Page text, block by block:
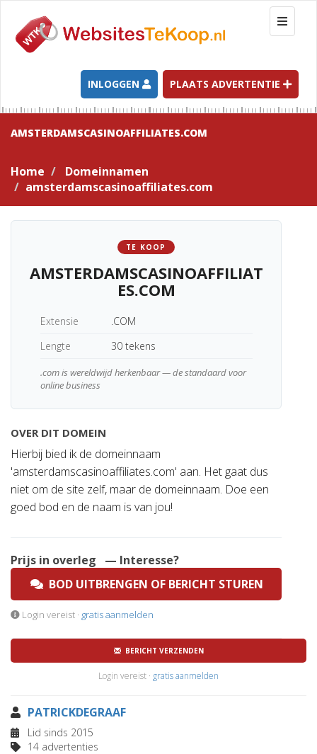
T
o
g
l
e
n
t
i
INLOGGEN PLAATS ADVERTENTIE
AMSTERDAMSCASINOAFFILIATES.COM
Home
Domeinnamen
amsterdamscasinoaffiliates.com
TE KOOP
AMSTERDAMSCASINOAFFILIAT
ES.COM
Extensie
.COM
Lengte
30 tekens
.com is wereldwijd herkenbaar — de standaard voor
online business
OVER DIT DOMEIN
Hierbij bied ik de domeinnaam
'amsterdamscasinoaffiliates.com' aan. Het gaat dus
niet om de site zelf, maar de domeinnaam. Doe een
goed bod en de naam is van jou!
Prijs in overleg
— Interesse?
BOD UITBRENGEN OF BERICHT STUREN
Login vereist · gratis aanmelden
BERICHT VERZENDEN
Login vereist · gratis aanmelden
PATRICKDEGRAAF
Lid sinds 2015
14 advertenties